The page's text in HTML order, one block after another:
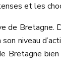
et les
de
niveau